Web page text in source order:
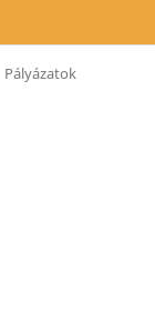
Pályázatok